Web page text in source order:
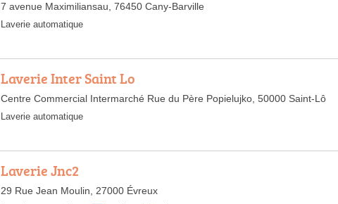
7 avenue Maximiliansau, 76450 Cany-Barville
Laverie automatique
Laverie Inter Saint Lo
Centre Commercial Intermarché Rue du Père Popielujko, 50000 Saint-Lô
Laverie automatique
Laverie Jnc2
29 Rue Jean Moulin, 27000 Évreux